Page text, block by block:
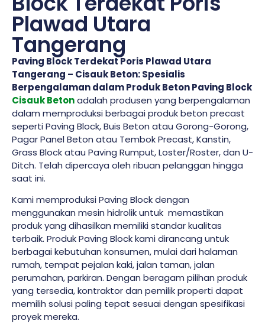
Plawad Utara
Tangerang
Paving Block Terdekat Poris Plawad Utara
Tangerang – Cisauk Beton: Spesialis
Berpengalaman dalam Produk Beton Paving Block
Cisauk Betonadalah produsen yang berpengalaman
dalam memproduksi berbagai produk beton precast
seperti Paving Block, Buis Beton atau Gorong-Gorong,
Pagar Panel Beton atau Tembok Precast, Kanstin,
Grass Block atau Paving Rumput, Loster/Roster, dan U-
Ditch. Telah dipercaya oleh ribuan pelanggan hingga
saat ini.
Kami memproduksi Paving Block dengan
menggunakan mesin hidrolik untuk memastikan
produk yang dihasilkan memiliki standar kualitas
terbaik. Produk Paving Block kami dirancang untuk
berbagai kebutuhan konsumen, mulai dari halaman
rumah, tempat pejalan kaki, jalan taman, jalan
perumahan, parkiran. Dengan beragam pilihan produk
yang tersedia, kontraktor dan pemilik properti dapat
memilih solusi paling tepat sesuai dengan spesifikasi
proyek mereka.